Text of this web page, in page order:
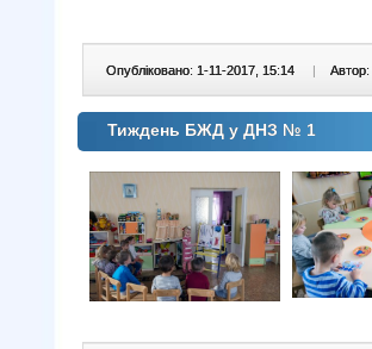
Опубліковано: 1-11-2017, 15:14 | Автор:
Тиждень БЖД у ДНЗ № 1